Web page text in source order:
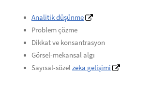
Analitik düşünme
Problem çözme
Dikkat ve konsantrasyon
Görsel-mekansal algı
Sayısal-sözel zeka gelişimi